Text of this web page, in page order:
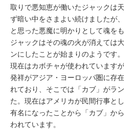
取りで悪知恵が働いたジャックは
ず暗い中をさまよい続けましたが
と思った悪魔に明かりとして魂を
ジャックはその魂の火が消えては
ンにしたことが始まりのようです
現在はカボチャが使われています
発祥がアジア・ヨーロッパ圏に存
れており、そこでは「カブ」がラ
た。現在はアメリカが民間行事と
有名になったことから「カブ」か
われています。